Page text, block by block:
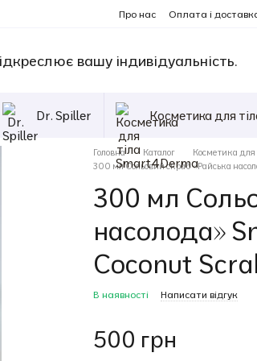
Про нас Оплата і
вашу індивідуальність.
Dr. Spiller Косметика для
Головна Каталог Косметика
300 мл Сольовий скраб «Райська
300 мл
насолода»
Coconut
В наявності Написати відгук
500 грн